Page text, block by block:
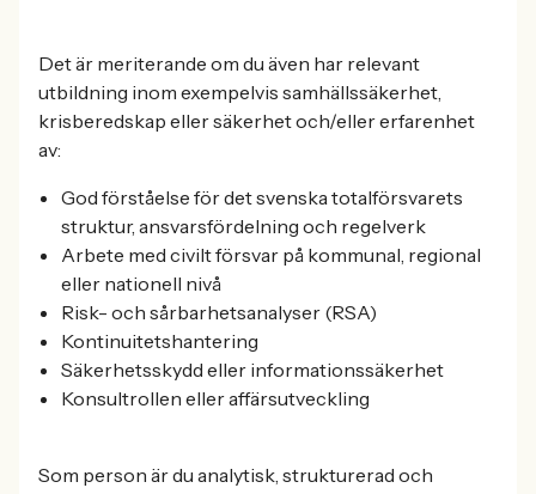
Det är meriterande om du även har relevant
utbildning inom exempelvis samhällssäkerhet,
krisberedskap eller säkerhet och/eller erfarenhet
av:
God förståelse för det svenska totalförsvarets
struktur, ansvarsfördelning och regelverk
Arbete med civilt försvar på kommunal, regional
eller nationell nivå
Risk- och sårbarhetsanalyser (RSA)
Kontinuitetshantering
Säkerhetsskydd eller informationssäkerhet
Konsultrollen eller affärsutveckling
Som person är du analytisk, strukturerad och